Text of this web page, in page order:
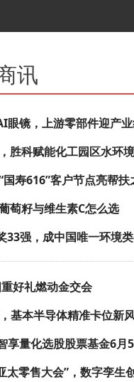
讯
镜，上游零部件迎产
胜科赋能化工园区水环
寿616”客户节点亮帮扶
萄籽与维生素C怎么选
33强，成中国唯一环境
好礼燃动金交会
基本半导体精准卡位新
享量化选股股票基金6月
太零售大会”，数字孪生